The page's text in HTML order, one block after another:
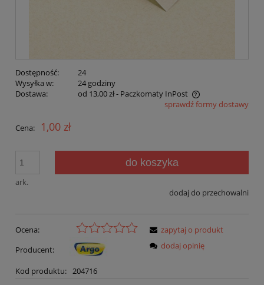
Dostępność:
24
Wysyłka w:
24 godziny
Dostawa:
od 13,00 zł- Paczkomaty InPost
Cena nie zawiera ewentualnych kosztów płatnościsprawdź formy dostawy
Cena: 1,00 zł
ark.
do koszyka
dodaj do przechowalni
Ocena:
Producent:
Kod produktu: 204716
zapytaj o produkt
dodaj opinię